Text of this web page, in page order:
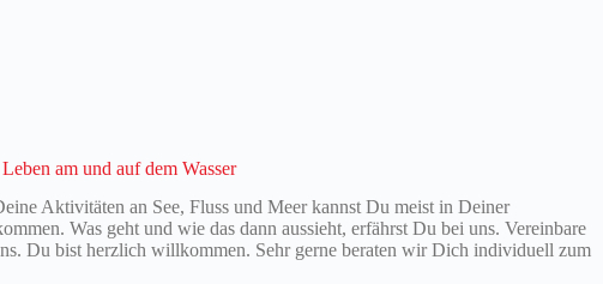
am und auf dem Wasser
Aktivitäten an See, Fluss und Meer kannst Du meist in Deiner
Was geht und wie das dann aussieht, erfährst Du bei uns. Vereinbare
Du bist herzlich willkommen. Sehr gerne beraten wir Dich individuell zum